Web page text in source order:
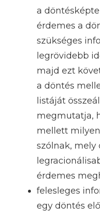
a
érdemes a
szükséges
legrövidebb
majd ezt
a döntés
listáját
megmutatja,
mellett
szólnak, mely
érdemes
felesleges
egy döntés